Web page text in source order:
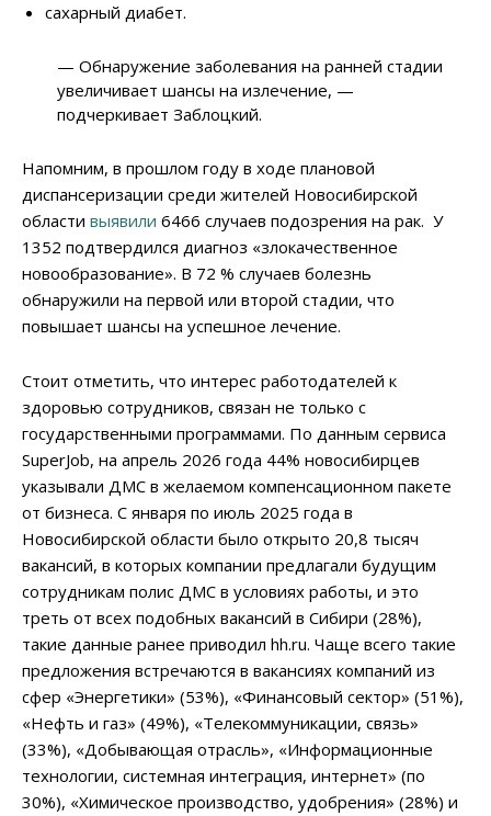
сахарный диабет.
— Обнаружение заболевания на ранней стадии
увеличивает шансы на излечение, —
подчеркивает Заблоцкий.
Напомним, в прошлом году в ходе плановой
диспансеризации среди жителей Новосибирской
области выявили 6466 случаев подозрения на рак. У
1352 подтвердился диагноз «злокачественное
новообразование». В 72 % случаев болезнь
обнаружили на первой или второй стадии, что
повышает шансы на успешное лечение.
Стоит отметить, что интерес работодателей к
здоровью сотрудников, связан не только с
государственными программами. По данным сервиса
SuperJob, на апрель 2026 года 44% новосибирцев
указывали ДМС в желаемом компенсационном пакете
от бизнеса. С января по июль 2025 года в
Новосибирской области было открыто 20,8 тысяч
вакансий, в которых компании предлагали будущим
сотрудникам полис ДМС в условиях работы, и это
треть от всех подобных вакансий в Сибири (28%),
такие данные ранее приводил hh.ru. Чаще всего такие
предложения встречаются в вакансиях компаний из
сфер «Энергетики» (53%), «Финансовый сектор» (51%),
«Нефть и газ» (49%), «Телекоммуникации, связь»
(33%), «Добывающая отрасль», «Информационные
технологии, системная интеграция, интернет» (по
30%), «Химическое производство, удобрения» (28%) и